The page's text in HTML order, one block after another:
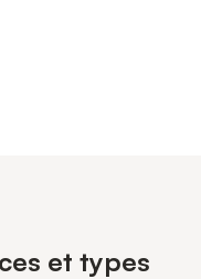
et types